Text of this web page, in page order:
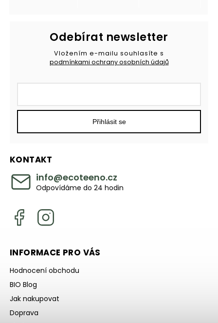
KONTAKT
info@ecoteeno.cz
Odpovídáme do 24 hodin
Odebírat newsletter
Vložením e-mailu souhlasíte s
podmínkami ochrany osobních údajů
Přihlásit se
INFORMACE PRO VÁS
Hodnocení obchodu
BIO Blog
Jak nakupovat
Doprava